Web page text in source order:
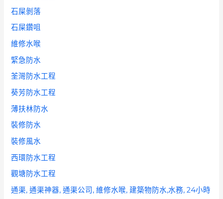
石屎剝落
石屎鑽咀
維修水喉
緊急防水
荃灣防水工程
葵芳防水工程
薄扶林防水
裝修防水
裝修風水
西環防水工程
觀塘防水工程
通渠, 通渠神器, 通渠公司, 維修水喉, 建築物防水,水務, 24小時